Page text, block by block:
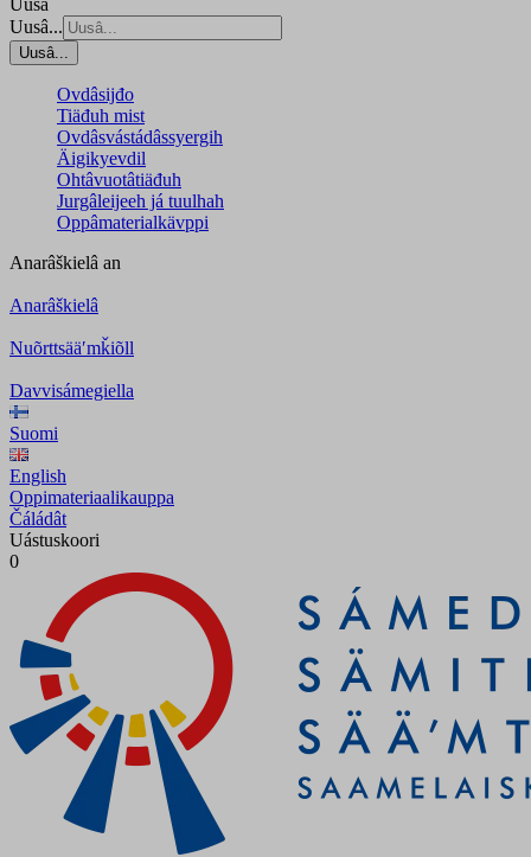
Uusâ...
Uusâ...
Ovdâsijđo
Tiäđuh mist
Ovdâsvástádâssyergih
Äigikyevdil
Ohtâvuotâtiäđuh
Jurgâleijeeh já tuulhah
Oppâmaterialkävppi
Anarâškielâ an
Anarâškielâ
Nuõrttsääʹmǩiõll
Davvisámegiella
Suomi
English
Oppimateriaalikauppa
Čáládât
Uástuskoori
0